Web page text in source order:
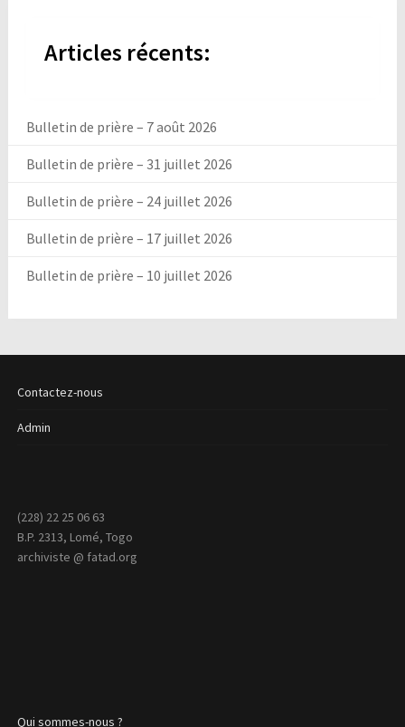
Articles récents:
Bulletin de prière – 7 août 2026
Bulletin de prière – 31 juillet 2026
Bulletin de prière – 24 juillet 2026
Bulletin de prière – 17 juillet 2026
Bulletin de prière – 10 juillet 2026
Contactez-nous
Admin
(228) 22 25 06 63
B.P. 2313, Lomé, Togo
archiviste @ fatad.org
Qui sommes-nous ?